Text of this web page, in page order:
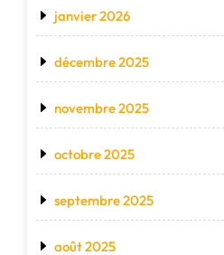
janvier 2026
décembre 2025
novembre 2025
octobre 2025
septembre 2025
août 2025